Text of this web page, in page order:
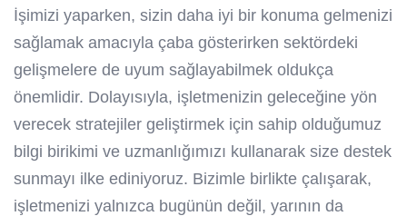
İşimizi yaparken, sizin daha iyi bir konuma gelmenizi
sağlamak amacıyla çaba gösterirken sektördeki
gelişmelere de uyum sağlayabilmek oldukça
önemlidir. Dolayısıyla, işletmenizin geleceğine yön
verecek stratejiler geliştirmek için sahip olduğumuz
bilgi birikimi ve uzmanlığımızı kullanarak size destek
sunmayı ilke ediniyoruz. Bizimle birlikte çalışarak,
işletmenizi yalnızca bugünün değil, yarının da